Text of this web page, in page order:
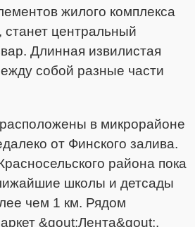
жилого комплекса
центральный
Длинная извилистая
собой разные части
в микрорайоне
от Финского залива.
района пока
школы и детсады
чем 1 км. Рядом
&qout;Лента&qout;.